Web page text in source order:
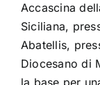
Accascina
Siciliana,
Abatellis,
Diocesano di